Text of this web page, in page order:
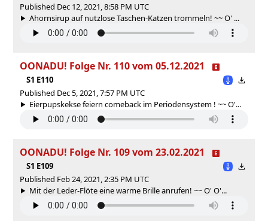
Published Dec 12, 2021, 8:58 PM UTC
Ahornsirup auf nutzlose Taschen-Katzen trommeln! ~~ O' ...
OONADU! Folge Nr. 110 vom 05.12.2021
S1 E110
Published Dec 5, 2021, 7:57 PM UTC
Eierpupskekse feiern comeback im Periodensystem ! ~~ O'...
OONADU! Folge Nr. 109 vom 23.02.2021
S1 E109
Published Feb 24, 2021, 2:35 PM UTC
Mit der Leder-Flöte eine warme Brille anrufen! ~~ O' O'...